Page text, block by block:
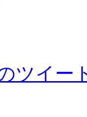
ツイー